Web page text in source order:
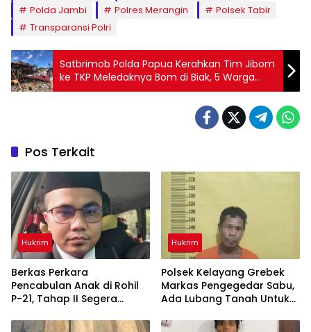
Polda Jambi
Polres Merangin
Polsek Tabir
Transparansi Polri
Satbrimob Polda Papua Kerahkan Tim Jibom
ke TKP Meledaknya Bom di Biak, 5 Warga
Meninggal
Pos Terkait
Hukrim
Berkas Perkara
Pencabulan Anak di Rohil
P-21, Tahap II Segera
Hukrim
Polsek Kelayang Grebek
Markas Pengegedar Sabu,
Ada Lubang Tanah Untuk